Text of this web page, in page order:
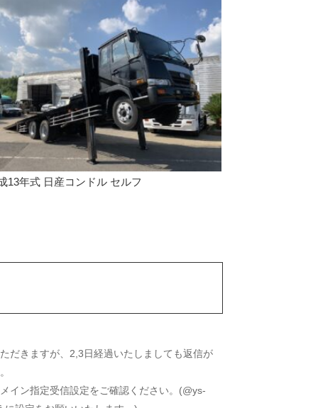
13年式 日産コンドル セルフ
だきますが、2,3日経過いたしましても返信が
イン指定受信設定をご確認ください。(@ys-